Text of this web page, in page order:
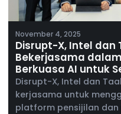
November 4, 2025
Disrupt-X, Intel dan
Bekerjasama
Berkuasa AI untuk
Selamat dan Pintar
Disrupt-X, Intel dan
kerjasama untuk
platform pensijilan